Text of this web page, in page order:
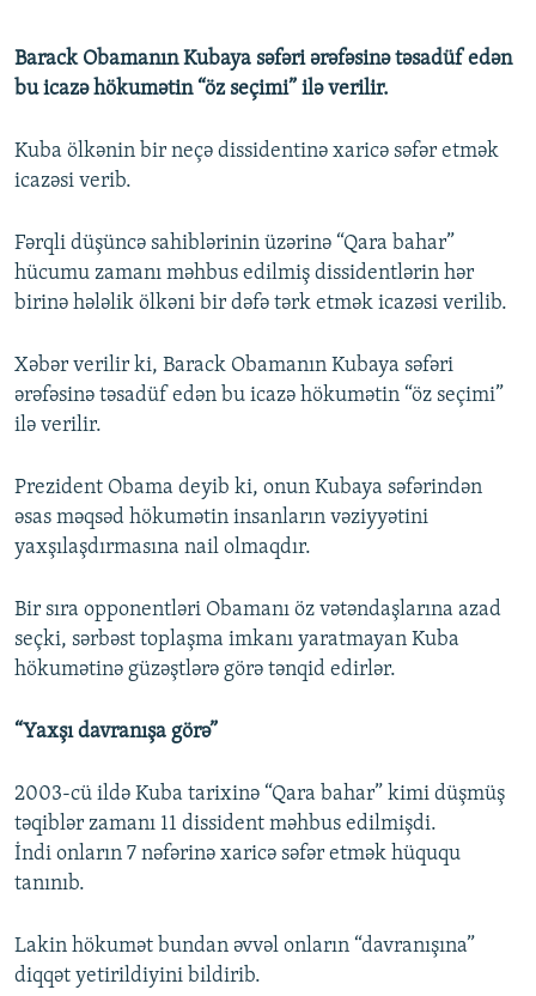
XƏBƏR BÜLLETENLƏRIMIZ
Barack Obamanın Kubaya səfəri ərəfəsinə təsadüf edən
bu icazə hökumətin “öz seçimi” ilə verilir.
Kuba ölkənin bir neçə dissidentinə xaricə səfər etmək
icazəsi verib.
Fərqli düşüncə sahiblərinin üzərinə “Qara bahar”
hücumu zamanı məhbus edilmiş dissidentlərin hər
birinə hələlik ölkəni bir dəfə tərk etmək icazəsi verilib.
Xəbər verilir ki, Barack Obamanın Kubaya səfəri
ərəfəsinə təsadüf edən bu icazə hökumətin “öz seçimi”
ilə verilir.
Prezident Obama deyib ki, onun Kubaya səfərindən
əsas məqsəd hökumətin insanların vəziyyətini
yaxşılaşdırmasına nail olmaqdır.
Bir sıra opponentləri Obamanı öz vətəndaşlarına azad
seçki, sərbəst toplaşma imkanı yaratmayan Kuba
hökumətinə güzəştlərə görə tənqid edirlər.
“Yaxşı davranışa görə”
2003-cü ildə Kuba tarixinə “Qara bahar” kimi düşmüş
təqiblər zamanı 11 dissident məhbus edilmişdi.
İndi onların 7 nəfərinə xaricə səfər etmək hüququ
tanınıb.
Lakin hökumət bundan əvvəl onların “davranışına”
diqqət yetirildiyini bildirib.